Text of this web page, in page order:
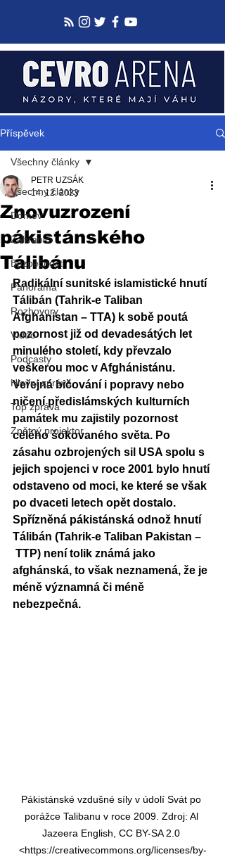
Příspěvek
Všechny články
Domov
Zahraničí
Bezpečnost
Panorama
Rozhovory
Video
Podcasty
Hlavní zpráva
Top zpráva
Zpětný projektor
Všechny články
Znovuzrození
pákistánského
Tálibánu
PETR UZSÁK
14. 12. 2023
Radikální sunitské islamistické hnutí
Tálibán (Tahrik-e Taliban
Afghanistan – TTA) k sobě poutá
pozornost již od devadesátých let
minulého století, kdy převzalo
veškerou moc v Afghánistánu.
Veřejná bičování i popravy nebo
ničení předislámských kulturních
památek mu zajistily pozornost
celého šokovaného světa. Po
zásahu ozbrojených sil USA spolu s
jejich spojenci v roce 2001 bylo hnutí
odstaveno od moci, ke které se však
po dvaceti letech opět dostalo.
Spřízněná pákistánská odnož hnutí
Tálibán (Tahrik-e Taliban Pakistan –
TTP) není tolik známá jako
afghánská, to však neznamená, že je
méně významná či méně
nebezpečná.
Pákistánské vzdušné síly v údolí Svát po
porážce Talibanu v roce 2009. Zdroj: Al
Jazeera English, CC BY-SA 2.0
<https://creativecommons.org/licenses/by-